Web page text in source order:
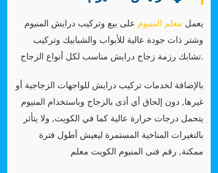
يعمل معلم المنيوم على بيع وتركيب درايش المنيوم
وشتر ذات جودة عالية للأبواب والشبابيك وتركيب
تشابك رزمة زجاج درايش مناسب لكل أنواع الزجاج.
بالإضافة لخدمات تركيب درايش للواجهات الزجاجية أو
غيرها, دون إلحاق أي أذى بالزجاج وباستخدام المنيوم
يتحمل درجات حرارة عالية كما في الكويت, ولا يتأثر
بالتغيرات المناخية المستمرة ليعيش أطول فترة
ممكنة, رقم فنى المنيوم الكويت معلم